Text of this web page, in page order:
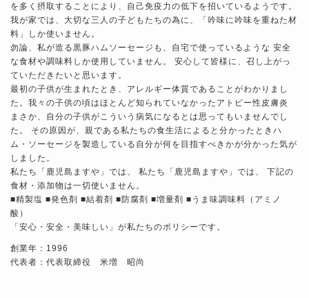
を多く摂取することにより、自己免疫力の低下を招いているようです。
我が家では、大切な三人の子どもたちの為に、「吟味に吟味を重ねた材
料」しか使いません。
勿論、私が造る黒豚ハムソーセージも、自宅で使っているような 安全
な食材や調味料しか使用していません。 安心して皆様に、召し上がっ
ていただきたいと思います。
最初の子供が生まれたとき、アレルギー体質であることがわかりまし
た。我々の子供の頃はほとんど知られていなかったアトピー性皮膚炎
まさか、自分の子供がこういう病気になるとは思ってもいませんでし
た。 その原因が、親である私たちの食生活によると分かったときハ
ム・ソーセージを製造している自分が何を目指すべきかが分かった気が
しました。
私たち「鹿児島ますや」では、 私たち「鹿児島ますや」では、 下記の
食材・添加物は一切使いません。
■精製塩 ■発色剤 ■結着剤 ■防腐剤 ■増量剤 ■うま味調味料（アミノ
酸）
「安心・安全・美味しい」が私たちのポリシーです。
創業年：1996
代表者：代表取締役 米増 昭尚